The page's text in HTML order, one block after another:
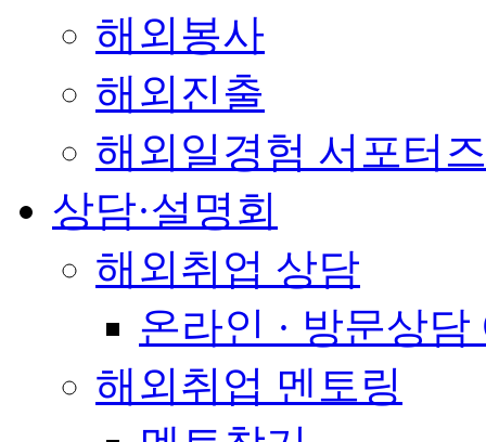
해외봉사
해외진출
해외일경험 서포터
상담·설명회
해외취업 상담
온라인 · 방문상담
해외취업 멘토링